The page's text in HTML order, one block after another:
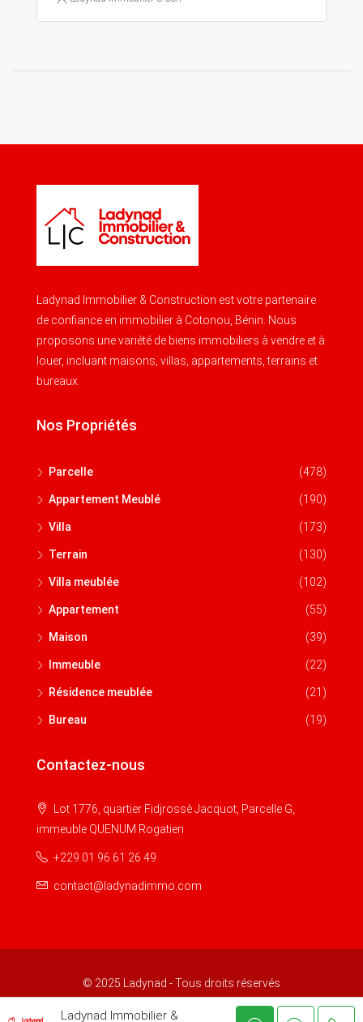
Ladynad Immobilier & Construction est votre partenaire
de confiance en immobilier à Cotonou, Bénin. Nous
proposons une variété de biens immobiliers à vendre et à
louer, incluant maisons, villas, appartements, terrains et
bureaux.
Nos Propriétés
Parcelle (478)
Appartement Meublé (190)
Villa (173)
Terrain (130)
Villa meublée (102)
Appartement (55)
Maison (39)
Immeuble (22)
Résidence meublée (21)
Bureau (19)
Contactez-nous
Lot 1776, quartier Fidjrossè Jacquot, Parcelle G,
immeuble QUENUM Rogatien
+229 01 96 61 26 49
contact@ladynadimmo.com
© 2025 Ladynad - Tous droits réservés
Ladynad Immobilier &